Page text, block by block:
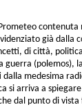
contenuta
già dalla
di città,
guerra (polemos),
medesima
si arriva a
dal punto di vista